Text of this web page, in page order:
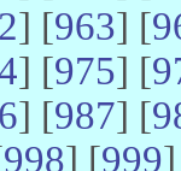
] [963] [
] [975] [
] [987] [
998] [999